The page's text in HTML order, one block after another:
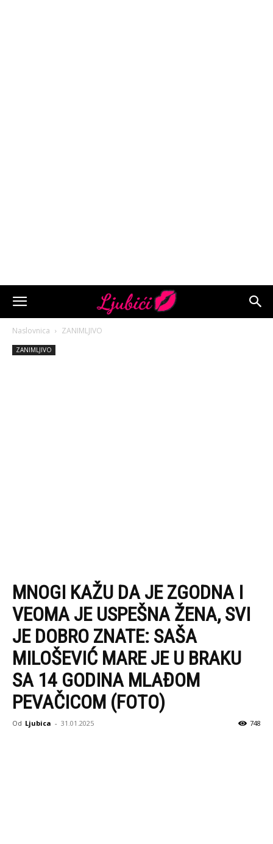
Naslovnica ZANIMLJIVO
ZANIMLJIVO
MNOGI KAŽU DA JE ZGODNA I
VEOMA JE USPEŠNA ŽENA, SVI
JE DOBRO ZNATE: SAŠA
MILOŠEVIĆ MARE JE U BRAKU
SA 14 GODINA MLAĐOM
PEVAČICOM (FOTO)
Od Ljubica - 31.01.2025 748